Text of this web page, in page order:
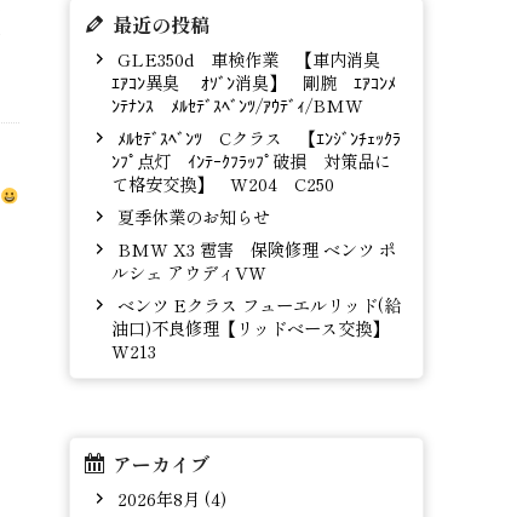
最近の投稿
GLE350d 車検作業 【車内消臭
ｴｱｺﾝ異臭 ｵｿﾞﾝ消臭】 剛腕 ｴｱｺﾝﾒ
ﾝﾃﾅﾝｽ ﾒﾙｾﾃﾞｽﾍﾞﾝﾂ/ｱｳﾃﾞｨ/BMW
ﾒﾙｾﾃﾞｽﾍﾞﾝﾂ Cクラス 【ｴﾝｼﾞﾝﾁｪｯｸﾗ
ﾝﾌﾟ点灯 ｲﾝﾃｰｸﾌﾗｯﾌﾟ破損 対策品に
て格安交換】 W204 C250
夏季休業のお知らせ
BMW X3 雹害 保険修理 ベンツ ポ
ルシェ アウディVW
ベンツ Eクラス フューエルリッド(給
油口)不良修理【リッドベース交換】
W213
アーカイブ
2026年8月 (4)